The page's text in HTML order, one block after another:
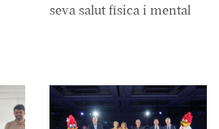
seva salut física i mental